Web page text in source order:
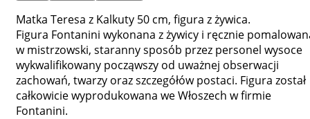
Matka Teresa z Kalkuty 50 cm, figura z żywica.
Figura Fontanini wykonana z żywicy i ręcznie
w mistrzowski, staranny sposób przez personel wysoce
wykwalifikowany począwszy od uważnej obserwacji
zachowań, twarzy oraz szczegółów postaci. Figura został
całkowicie wyprodukowana we Włoszech w firmie
Fontanini.